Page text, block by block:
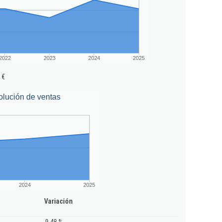
2023 2024 2025
€
de ventas
2024 2025
Variación